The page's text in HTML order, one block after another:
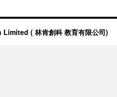
( 林肯創科 教育有限公司)